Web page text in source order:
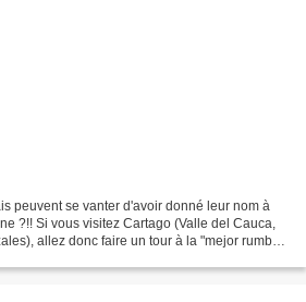
peuvent se vanter d'avoir donné leur nom à
?!! Si vous visitez Cartago (Valle del Cauca,
allez donc faire un tour à la "mejor rumba